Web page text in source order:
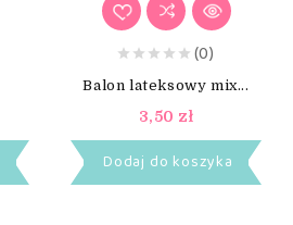
(0)
Balon lateksowy mix...
3,50 zł
Dodaj do koszyka